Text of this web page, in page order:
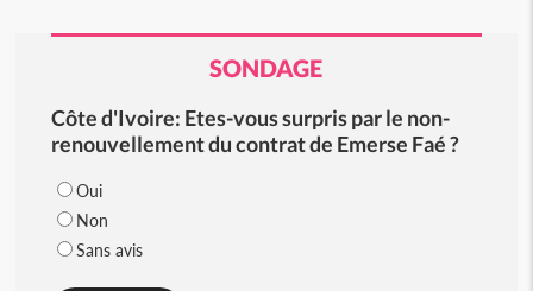
SONDAGE
Côte d'Ivoire: Etes-vous surpris par le non-
renouvellement du contrat de Emerse Faé ?
Oui
Non
Sans avis